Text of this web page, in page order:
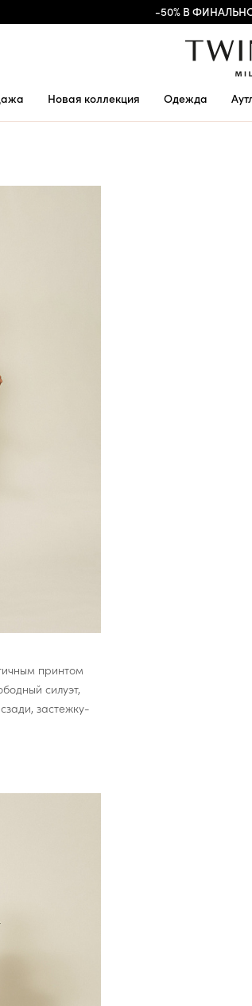
-50% В
Новая коллекция Одежда
принтом
силуэт,
застежку-